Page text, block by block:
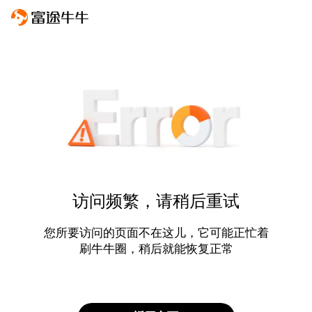
访问频繁，请稍后重试
您所要访问的页面不在这儿，它可能正忙着
刷牛牛圈，稍后就能恢复正常